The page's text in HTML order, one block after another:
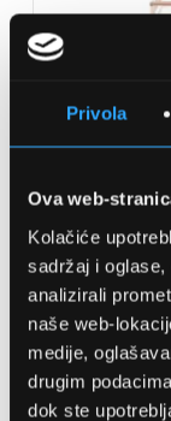
Privola
Ova web-
Kolačiće
sadržaj i
analizirali
naše web-
medije,
drugim
dok ste